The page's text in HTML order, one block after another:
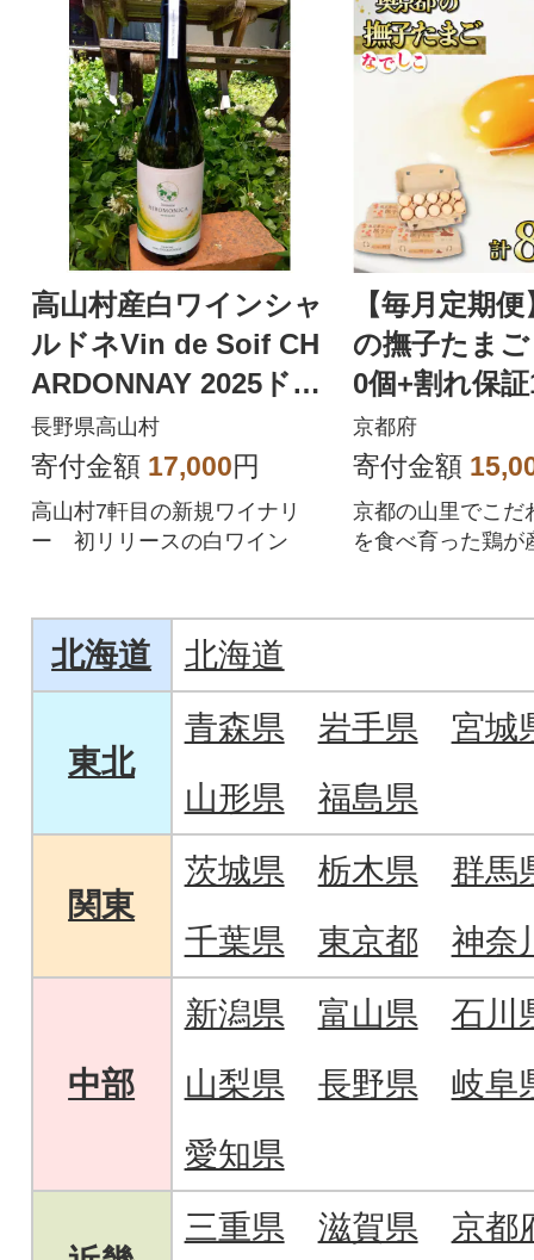
高山村産白ワインシャ
ルドネVin de Soif CH
ARDONNAY 2025ドメ
ーヌ・ヒロモニカ
長野県高山村
寄付金額 17,000円
高山村7軒目の新規ワイナリ
ー 初リリースの白ワイン
【毎月定期
の撫子たま
0個+割れ保
ンク卵全2回
京都府
寄付金額
京都の山里でこだ
を食べ育った鶏が
北海道 北海道
東北
青森県 岩手県
宮城
山形県
福島県
関東
茨城県 栃木県
群馬
千葉県
東京都 神奈
中部
新潟県 富山県
石川
山梨県
長野県
岐阜
愛知県
三重県 滋賀県 京都